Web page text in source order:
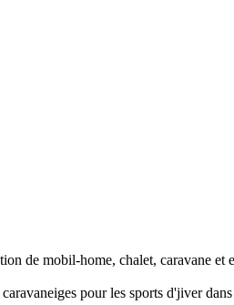
de mobil-home, chalet, caravane
pour les sports d'jiver